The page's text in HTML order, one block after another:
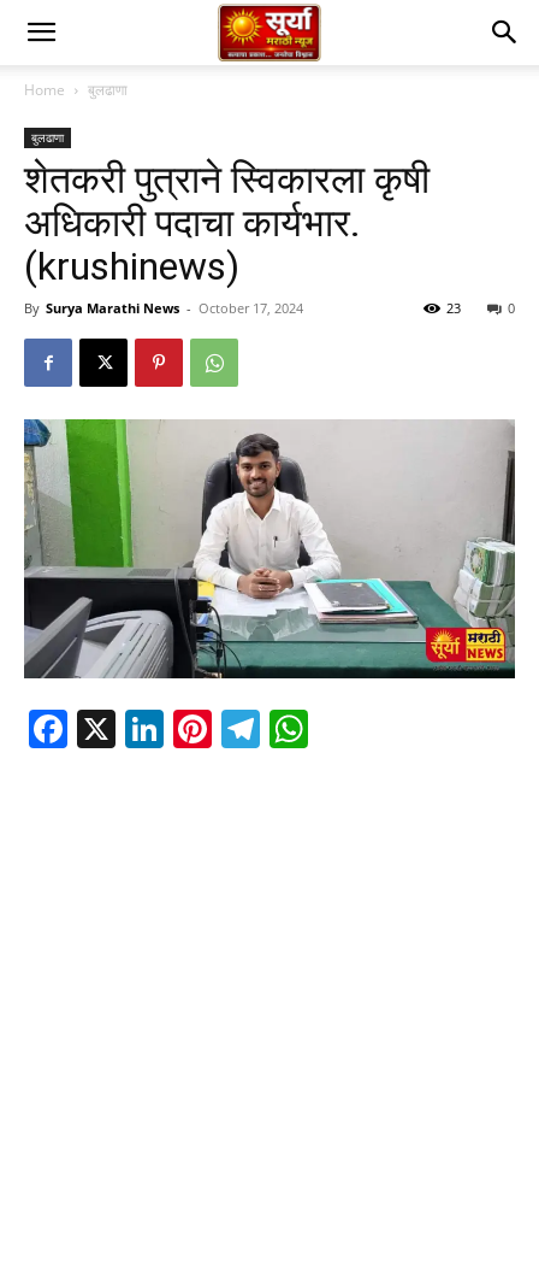
Home बुलढाणा
बुलढाणा
शेतकरी पुत्राने स्विकारला कृषी
अधिकारी पदाचा कार्यभार.
(krushinews)
By Surya Marathi News - October 17, 2024 0
23
Facebook
X LinkedIn
Pinterest
Telegram